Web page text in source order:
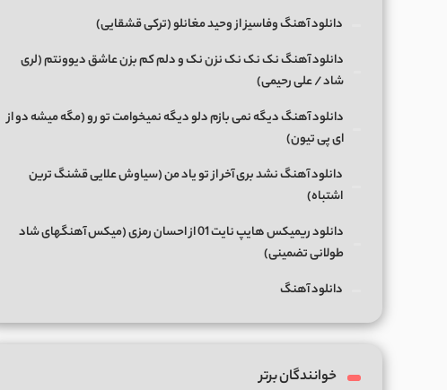
دانلود آهنگ وفاسیز از وحید مغانلو (ترکی قشقایی)
دانلود آهنگ نک نک نک نزن نک و دلم کم بزن عاشق دیوونتم (لری
شاد / علی رحیمی)
دانلود آهنگ دیگه نمی بازم دلو دیگه نمیخوامت تو رو (مگه میشه دو از
ای پی تیون)
دانلود آهنگ نشد بری آخر از تو یاد من (سیاوش علایی قشنگ ترین
اشتباه)
دانلود ریمیکس هایپ نایت 01 از احسان رمزی (میکس آهنگهای شاد
طولانی تضمینی)
دانلود آهنگ
خوانندگان برتر